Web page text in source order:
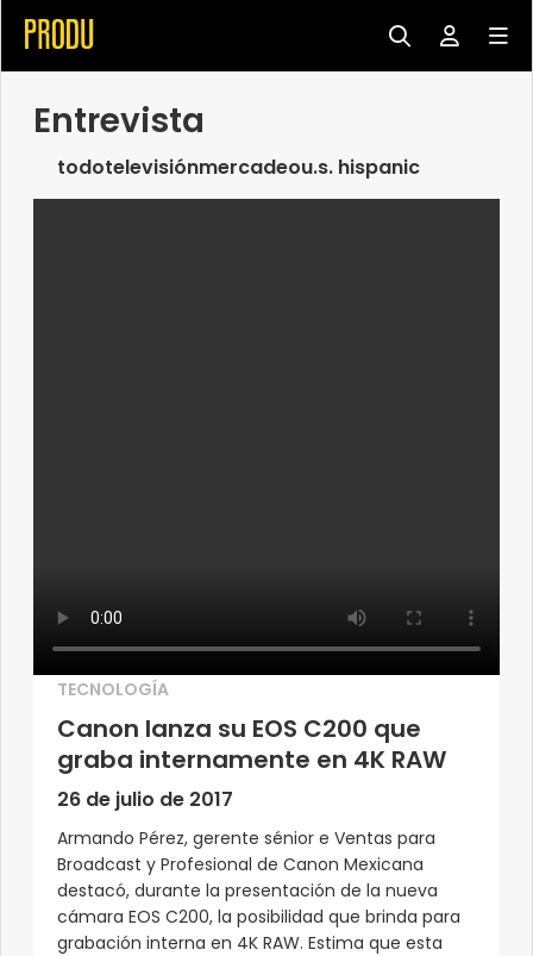
Entrevista
todotelevisiónmercadeou.s. hispanic
TECNOLOGÍA
Canon lanza su EOS C200 que
graba internamente en 4K RAW
26 de julio de 2017
Armando Pérez, gerente sénior e Ventas para
Broadcast y Profesional de Canon Mexicana
destacó, durante la presentación de la nueva
cámara EOS C200, la posibilidad que brinda para
grabación interna en 4K RAW. Estima que esta